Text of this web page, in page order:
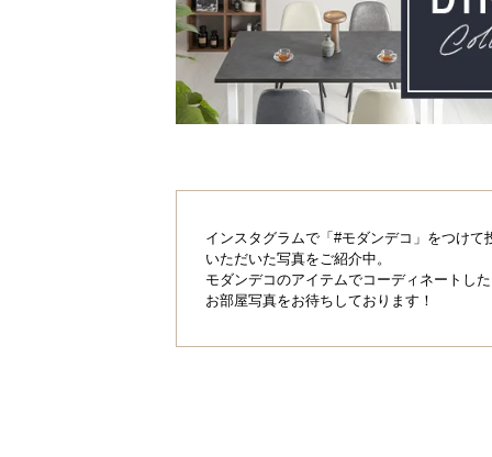
インスタグラムで「#モダンデコ」をつけて
いただいた写真をご紹介中。
モダンデコのアイテムでコーディネートし
お部屋写真をお待ちしております！